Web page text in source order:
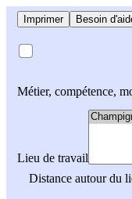
Imprimer Besoin
Métier, compétence,
Lieu de travail
Distance autour du